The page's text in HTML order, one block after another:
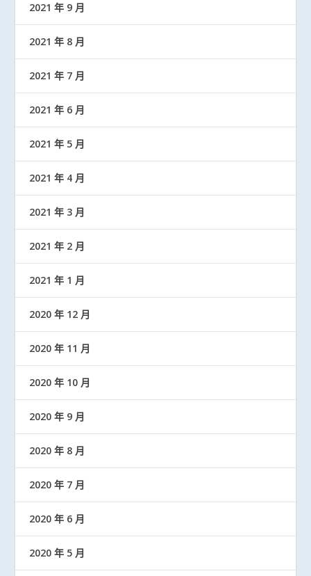
2021 年 9 月
2021 年 8 月
2021 年 7 月
2021 年 6 月
2021 年 5 月
2021 年 4 月
2021 年 3 月
2021 年 2 月
2021 年 1 月
2020 年 12 月
2020 年 11 月
2020 年 10 月
2020 年 9 月
2020 年 8 月
2020 年 7 月
2020 年 6 月
2020 年 5 月